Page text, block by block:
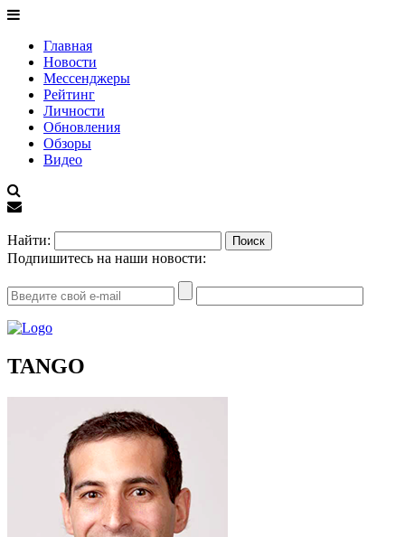
Главная
Новости
Мессенджеры
Рейтинг
Личности
Обновления
Обзоры
Видео
Найти:
Подпишитесь на наши новости:
TANGO